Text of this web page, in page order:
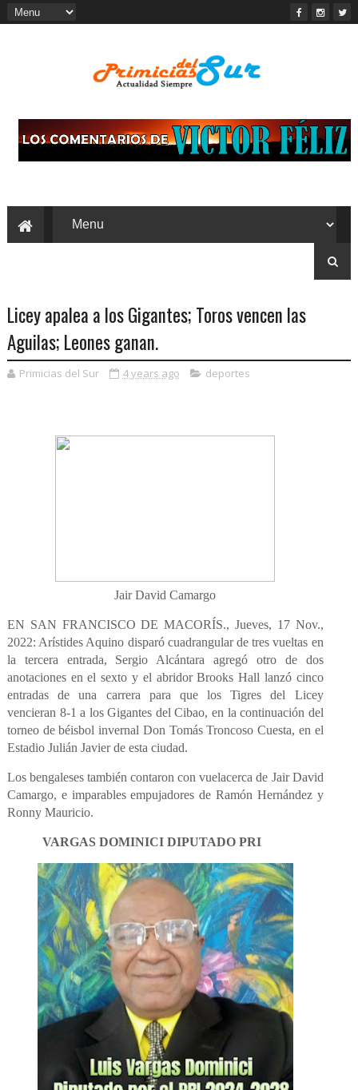
Licey apalea a los Gigantes; Toros vencen las
Aguilas; Leones ganan.
Primicias del Sur 4 years ago deportes
Jair David Camargo
EN SAN FRANCISCO DE MACORÍS., Jueves, 17 Nov.,
2022: Arístides Aquino disparó cuadrangular de tres vueltas en
la tercera entrada, Sergio Alcántara agregó otro de dos
anotaciones en el sexto y el abridor Brooks Hall lanzó cinco
entradas de una carrera para que los Tigres del Licey
vencieran 8-1 a los Gigantes del Cibao, en la continuación del
torneo de béisbol invernal Don Tomás Troncoso Cuesta, en el
Estadio Julián Javier de esta ciudad.
Los bengaleses también contaron con vuelacerca de Jair David
Camargo, e imparables empujadores de Ramón Hernández y
Ronny Mauricio.
VARGAS DOMINICI DIPUTADO PRI